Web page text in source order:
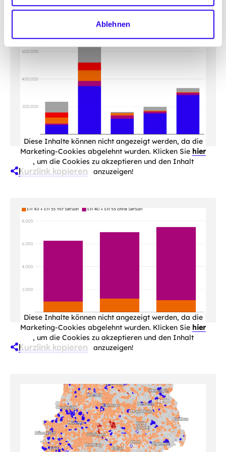
Ablehnen
Diese Inhalte können nicht angezeigt werden, da die
Marketing-Cookies abgelehnt wurden. Klicken Sie hier
, um die Cookies zu akzeptieren und den Inhalt
anzuzeigen!
Kurzlink kopieren
Diese Inhalte können nicht angezeigt werden, da die
Marketing-Cookies abgelehnt wurden. Klicken Sie hier
, um die Cookies zu akzeptieren und den Inhalt
anzuzeigen!
Kurzlink kopieren